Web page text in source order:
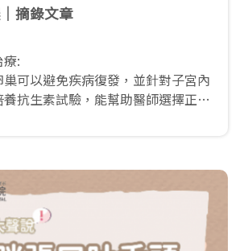
摘錄文章
:
可以避免疾病復發，並針對子宮內
抗生素試驗，能幫助醫師選擇正確
尿道及肛門的常在菌叢上行到子宮
細心、用心地照顧也難以預防唷!
議早期絕育杜絕後患!